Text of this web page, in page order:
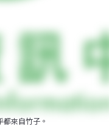
來自竹子。